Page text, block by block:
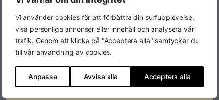
Vi använder cookies för att förbättra din surfupplevelse,
visa personliga annonser eller innehåll och analysera vår
trafik. Genom att klicka på "Acceptera alla" samtycker du
till vår användning av cookies.
Anpassa Avvisa alla Acceptera alla
2,5kVA
Bränsle Bensin
Tankvolym 15L
Driftstid ~11h
Märkspänning 230V